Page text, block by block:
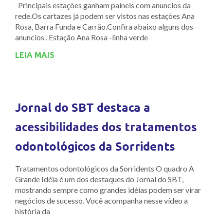
Principais estações ganham paineis com anuncios da
rede.Os cartazes já podem ser vistos nas estações Ana
Rosa, Barra Funda e Carrão.Confira abaixo alguns dos
anuncios . Estação Ana Rosa -linha verde
LEIA MAIS
Jornal do SBT destaca a
acessibilidades dos tratamentos
odontológicos da Sorridents
Tratamentos odontológicos da Sorridents O quadro A
Grande Idéia é um dos destaques do Jornal do SBT,
mostrando sempre como grandes idéias podem ser virar
negócios de sucesso. Você acompanha nesse vídeo a
história da